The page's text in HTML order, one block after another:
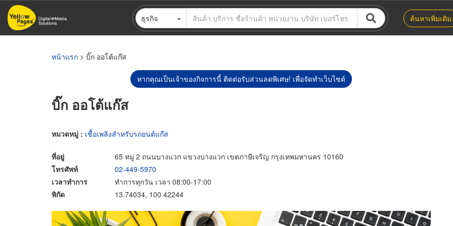
ข้าม
ไป
ธุรกิจ ค้นหาเพิ่มเติม
หน้าแรก > บิ๊ก ออโต้แก๊ส
หากคุณเป็นเจ้าของกิจการนี้ ติดต่อรับส่วนลดพิเศษ! เพื่อจัดทำเว็บไซต์
บิ๊ก ออโต้แก๊ส
หมวดหมู่ : เชื้อเพลิงสำหรับรถยนต์แก๊ส
ที่อยู่
65 หมู่ 2 ถนนบางแวก แขวงบางแวก เขตภาษีเจริญ กรุงเทพมหานคร 10160
โทรศัพท์
02-449-5970
เวลาทำการ
ทำการทุกวัน เวลา 08:00-17:00
พิกัด
13.74034, 100.42244